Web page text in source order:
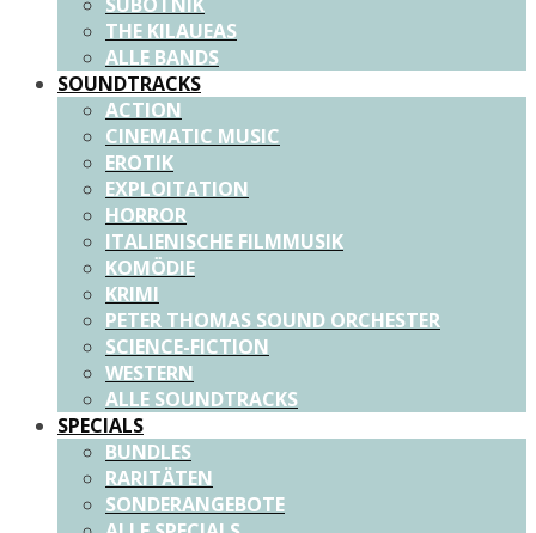
SUBOTNIK
THE KILAUEAS
ALLE BANDS
SOUNDTRACKS
ACTION
CINEMATIC MUSIC
EROTIK
EXPLOITATION
HORROR
ITALIENISCHE FILMMUSIK
KOMÖDIE
KRIMI
PETER THOMAS SOUND ORCHESTER
SCIENCE-FICTION
WESTERN
ALLE SOUNDTRACKS
SPECIALS
BUNDLES
RARITÄTEN
SONDERANGEBOTE